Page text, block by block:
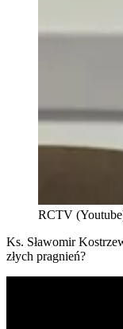
RCTV
Ks. Sławomir
złych pragnień?